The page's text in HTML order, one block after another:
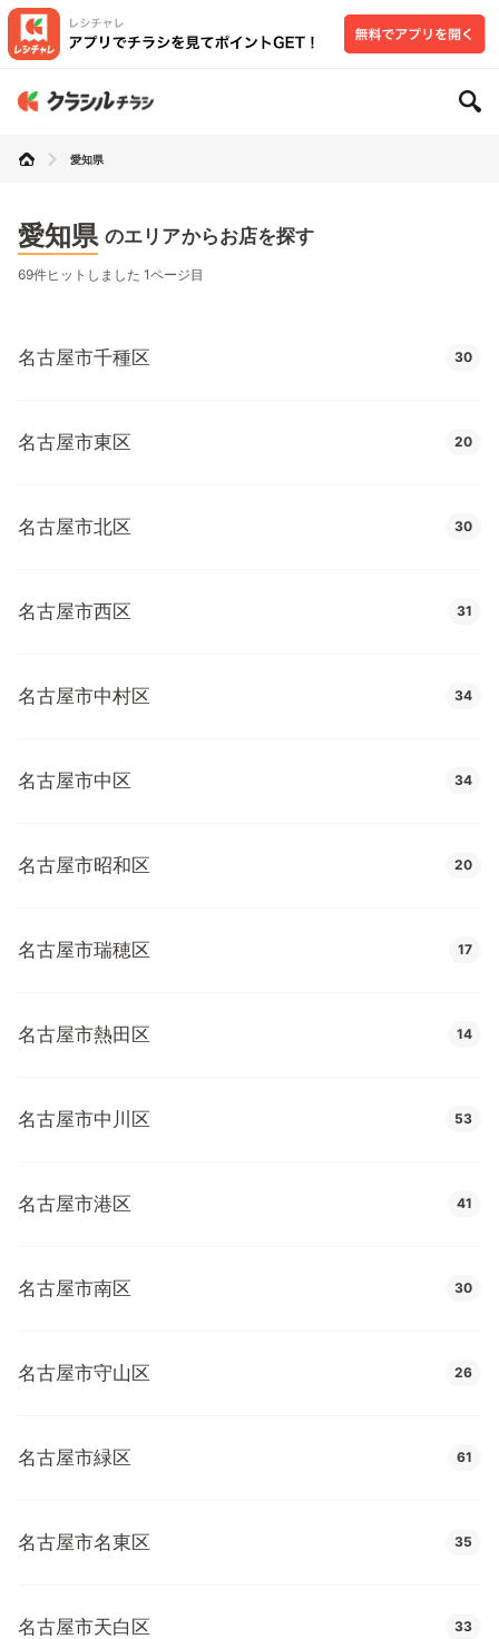
愛知県
愛知県 のエリアからお店を探す
69件ヒットしました 1ページ目
名古屋市千種区 30
名古屋市東区 20
名古屋市北区 30
名古屋市西区 31
名古屋市中村区 34
名古屋市中区 34
名古屋市昭和区 20
名古屋市瑞穂区 17
名古屋市熱田区 14
名古屋市中川区 53
名古屋市港区 41
名古屋市南区 30
名古屋市守山区 26
名古屋市緑区 61
名古屋市名東区 35
名古屋市天白区 33